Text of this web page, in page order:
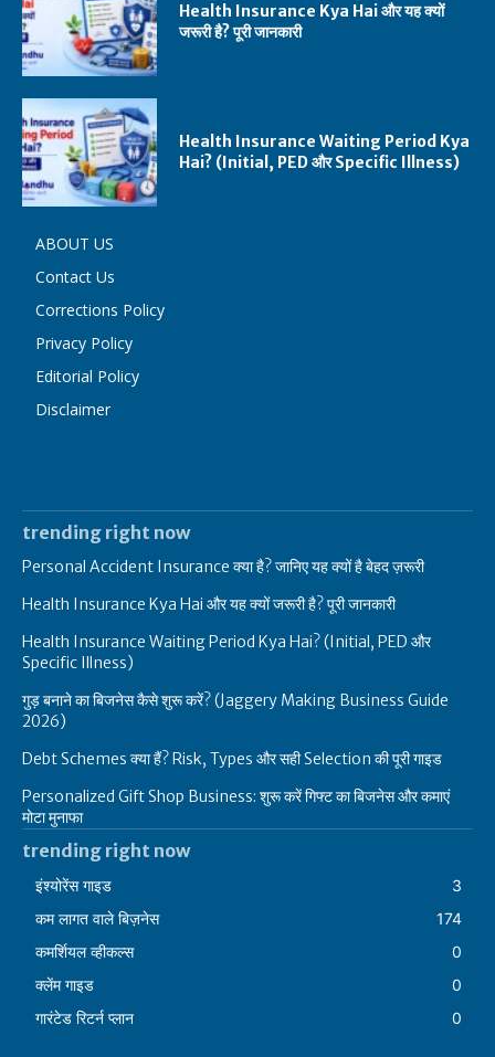
Health Insurance Kya Hai और यह क्यों
जरूरी है? पूरी जानकारी
Health Insurance Waiting Period Kya
Hai? (Initial, PED और Specific Illness)
ABOUT US
Contact Us
Corrections Policy
Privacy Policy
Editorial Policy
Disclaimer
trending right now
Personal Accident Insurance क्या है? जानिए यह क्यों है बेहद ज़रूरी
Health Insurance Kya Hai और यह क्यों जरूरी है? पूरी जानकारी
Health Insurance Waiting Period Kya Hai? (Initial, PED और
Specific Illness)
गुड़ बनाने का बिजनेस कैसे शुरू करें? (Jaggery Making Business Guide
2026)
Debt Schemes क्या हैं? Risk, Types और सही Selection की पूरी गाइड
Personalized Gift Shop Business: शुरू करें गिफ्ट का बिजनेस और कमाएं
मोटा मुनाफा
trending right now
इंश्योरेंस गाइड
3
कम लागत वाले बिज़नेस
174
कमर्शियल व्हीकल्स
0
क्लेंम गाइड
0
गारंटेड रिटर्न प्लान
0